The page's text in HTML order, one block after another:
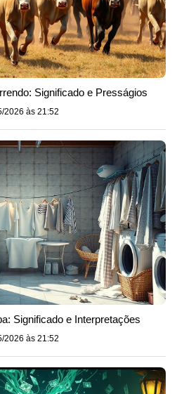
Significado e Presságios
2026 às 21:52
Significado e Interpretações
2026 às 21:52